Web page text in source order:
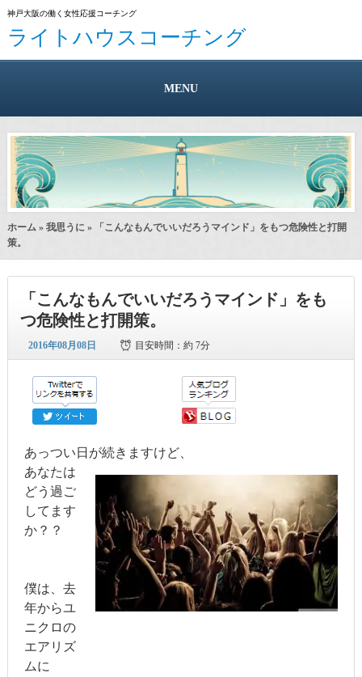
神戸大阪の働く女性応援コーチング
ライトハウスコーチング
MENU
ホーム » 我思うに » 「こんなもんでいいだろうマインド」をもつ危険性と打開
策。
「こんなもんでいいだろうマインド」をも
つ危険性と打開策。
2016年08月08日 目安時間：約 7分
あっつい日が続きますけど、
あなたは
どう過ご
してます
か？？
僕は、去
年からユ
ニクロの
エアリズ
ムに